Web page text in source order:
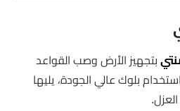
بتجهيز الأرض وصب القواعد
بلوك عالي الجودة، يليها